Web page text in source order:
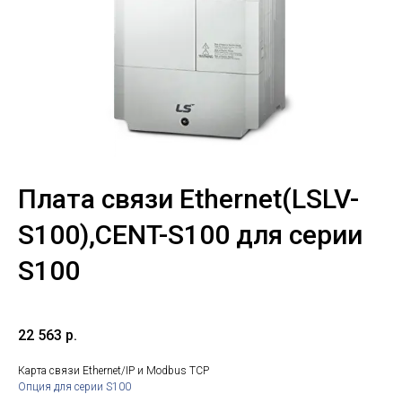
Плата связи Ethernet(LSLV-
S100),CENT-S100 для серии
S100
22 563 р.
Карта связи Ethernet/IP и Modbus TCP
Опция для серии S100